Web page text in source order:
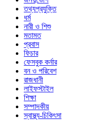
তথ্যপ্রযুক্তি
ধর্ম
নারী ও শিশু
মতামত
প্রবাস
ফিচার
ফেসবুক কর্নার
বন ও পরিবেশ
রাজধানী
লাইফস্টাইল
শিক্ষা
সম্পাদকীয়
স্বাস্থ্য-চিকিৎসা